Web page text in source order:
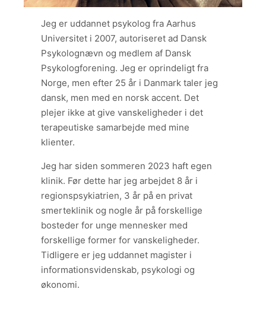
Jeg er uddannet psykolog fra Aarhus
Universitet i 2007, autoriseret ad Dansk
Psykolognævn og medlem af Dansk
Psykologforening. Jeg er oprindeligt fra
Norge, men efter 25 år i Danmark taler jeg
dansk, men med en norsk accent. Det
plejer ikke at give vanskeligheder i det
terapeutiske samarbejde med mine
klienter.
Jeg har siden sommeren 2023 haft egen
klinik. Før dette har jeg arbejdet 8 år i
regionspsykiatrien, 3 år på en privat
smerteklinik og nogle år på forskellige
bosteder for unge mennesker med
forskellige former for vanskeligheder.
Tidligere er jeg uddannet magister i
informationsvidenskab, psykologi og
økonomi.